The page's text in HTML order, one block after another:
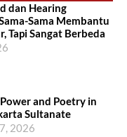
dan Hearing
Sama Membantu
Tapi Sangat Berbeda
and Poetry in
Sultanate
2026